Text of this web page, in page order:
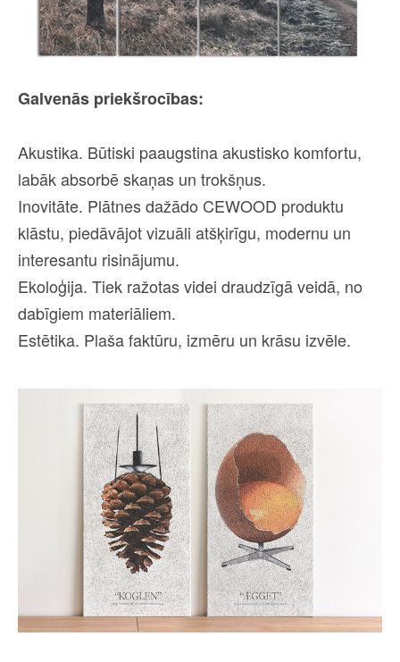
Galvenās priekšrocības:
Akustika. Būtiski paaugstina akustisko komfortu,
labāk absorbē skaņas un trokšņus.
Inovitāte. Plātnes dažādo CEWOOD produktu
klāstu, piedāvājot vizuāli atšķirīgu, modernu un
interesantu risinājumu.
Ekoloģija. Tiek ražotas videi draudzīgā veidā, no
dabīgiem materiāliem.
Estētika. Plaša faktūru, izmēru un krāsu izvēle.